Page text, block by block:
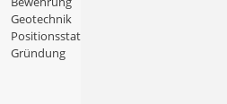
Geotechnik
Positionsstatik
Gründung